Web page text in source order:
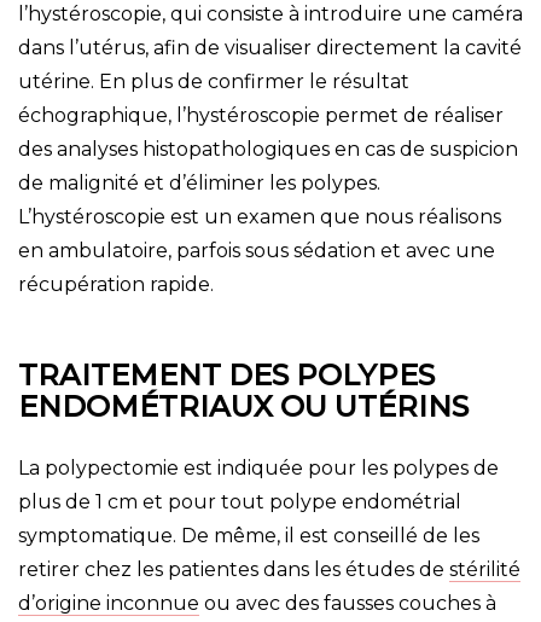
l’hystéroscopie, qui consiste à introduire une caméra
dans l’utérus, afin de visualiser directement la cavité
utérine. En plus de confirmer le résultat
échographique, l’hystéroscopie permet de réaliser
des analyses histopathologiques en cas de suspicion
de malignité et d’éliminer les polypes.
L’hystéroscopie est un examen que nous réalisons
en ambulatoire, parfois sous sédation et avec une
récupération rapide.
TRAITEMENT DES POLYPES
ENDOMÉTRIAUX OU UTÉRINS
La polypectomie est indiquée pour les polypes de
plus de 1 cm et pour tout polype endométrial
symptomatique. De même, il est conseillé de les
retirer chez les patientes dans les études de stérilité
d’origine inconnue ou avec des fausses couches à